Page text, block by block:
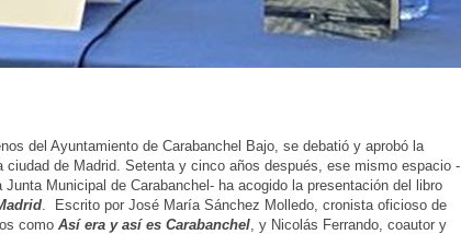
del Ayuntamiento de Carabanchel Bajo, se debatió y aprobó la
ciudad de Madrid. Setenta y cinco años después, ese mismo espacio -
Municipal de Carabanchel- ha acogido la presentación del libro
. Escrito por José María Sánchez Molledo, cronista oficioso de
como Así era y así es Carabanchel , y Nicolás Ferrando, coautor y